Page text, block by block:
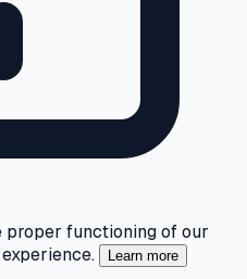
proper functioning of our
Learn more